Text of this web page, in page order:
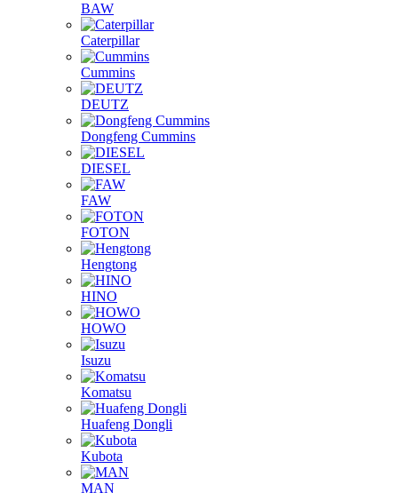
BAW
Caterpillar
Cummins
DEUTZ
Dongfeng Cummins
DIESEL
FAW
FOTON
Hengtong
HINO
HOWO
Isuzu
Komatsu
Huafeng Dongli
Kubota
MAN